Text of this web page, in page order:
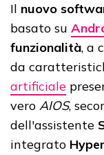
Il nuovo
basato su
funzionalità, a
da
artificiale
vero AIOS,
dell'assistente
integrato